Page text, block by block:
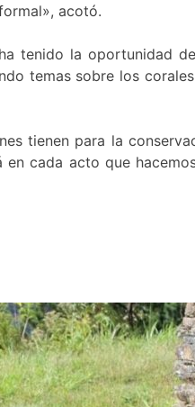
acotó.
tenido la oportunidad
temas sobre los
tienen para la
cada acto que